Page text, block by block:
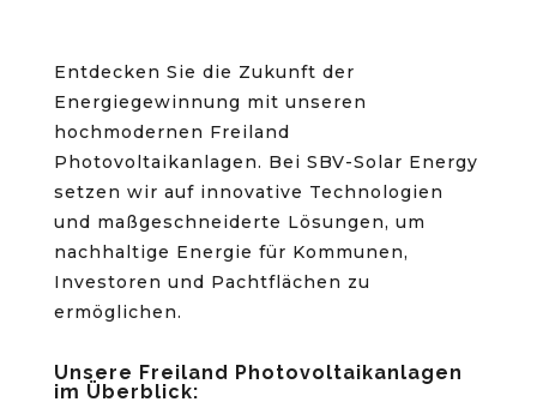
Entdecken Sie die Zukunft der
Energiegewinnung mit unseren
hochmodernen Freiland
Photovoltaikanlagen. Bei SBV-Solar Energy
setzen wir auf innovative Technologien
und maßgeschneiderte Lösungen, um
nachhaltige Energie für Kommunen,
Investoren und Pachtflächen zu
ermöglichen.
Unsere Freiland Photovoltaikanlagen
im Überblick: